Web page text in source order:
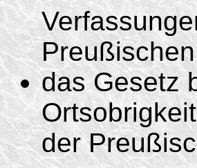
das Gesetz
der